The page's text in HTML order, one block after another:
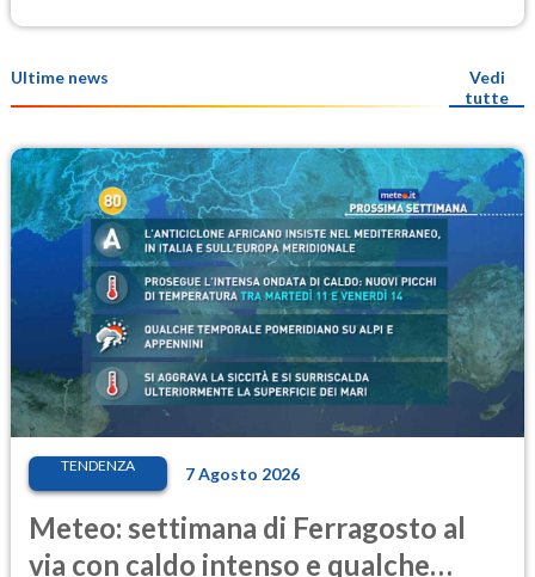
Ultime news
Vedi
tutte
TENDENZA 7 Agosto 2026
Meteo: settimana di Ferragosto al
via con caldo intenso e qualche